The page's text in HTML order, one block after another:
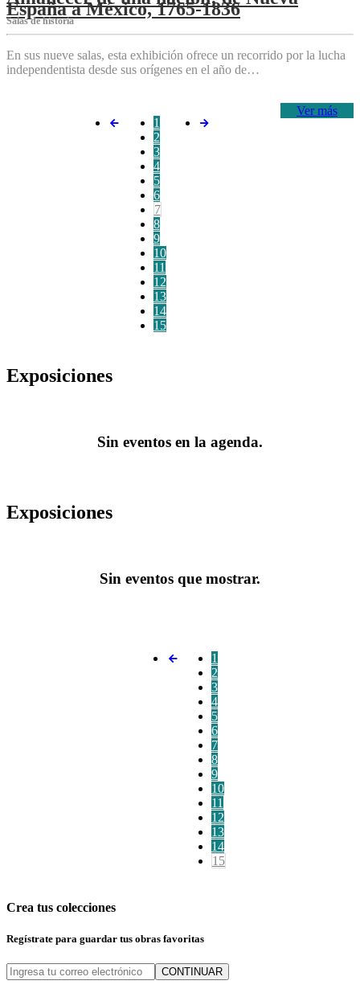
España a México, 1765-1836
Salas de historia
En sus nueve salas, esta exhibición ofrece un recorrido por la lucha
independentista desde sus orígenes en el año de…
Ver más
1
2
3
4
5
6
7
8
9
10
11
12
13
14
15
Exposiciones
Sin eventos en la agenda.
Exposiciones
Sin eventos que mostrar.
1
2
3
4
5
6
7
8
9
10
11
12
13
14
15
Crea tus colecciones
Regístrate para guardar tus obras favoritas
CONTINUAR